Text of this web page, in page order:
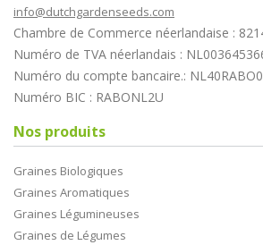
info@dutchgardenseeds.com
Chambre de Commerce néerlandaise :
Numéro de TVA néerlandais :
Numéro du compte bancaire.:
Numéro BIC : RABONL2U
Nos produits
Graines Biologiques
Graines Aromatiques
Graines Légumineuses
Graines de Légumes